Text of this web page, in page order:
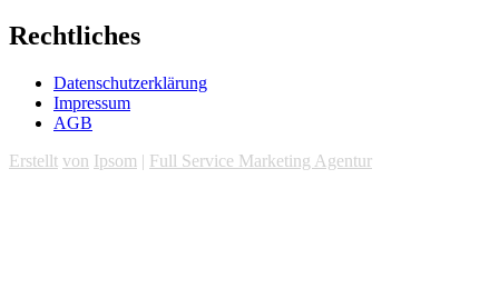
Rechtliches
Datenschutzerklärung
Impressum
AGB
Erstellt von Ipsom | Full Service Marketing Agentur